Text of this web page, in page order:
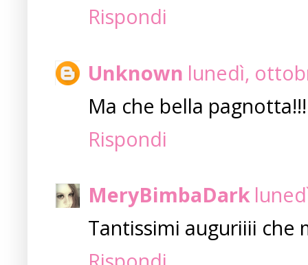
Rispondi
Unknown lunedì,
Ma che bella
Rispondi
MeryBimbaDark
Tantissimi auguriiii che